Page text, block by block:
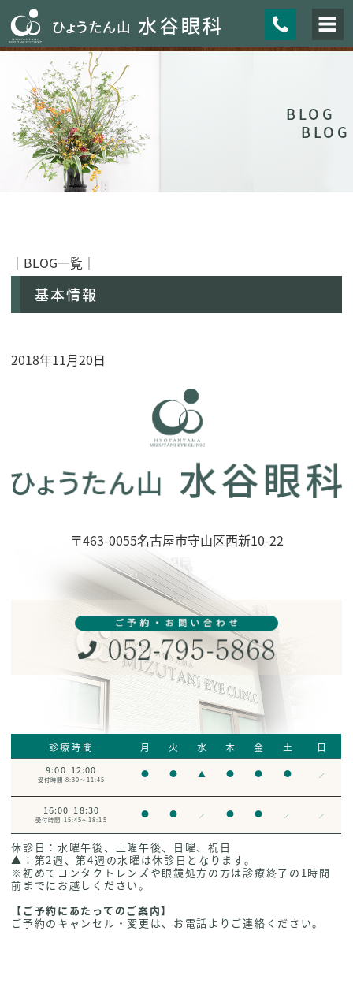
BLOG
BLOG
│ BLOG一覧 │
基本情報
2018年11月20日
〒463-0055名古屋市守山区西新10-22
診療時間 月 火 水 木 金 土 日
9:00 12:00
受付時間 8:30～11:45 ● ● ▲ ● ● ● ／
16:00 18:30
受付時間 15:45～18:15 ● ● ／ ● ● ／ ／
休診日：水曜午後、土曜午後、日曜、祝日
▲：第2週、第4週の水曜は休診日となります。
※初めてコンタクトレンズや眼鏡処方の方は診療終了の1時間
前までにお越しください。
【ご予約にあたってのご案内】
ご予約のキャンセル・変更は、お電話よりご連絡ください。